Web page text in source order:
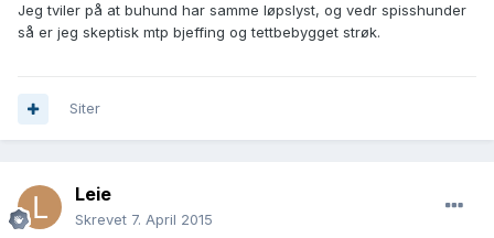
Jeg tviler på at buhund har samme løpslyst, og vedr spisshunder
så er jeg skeptisk mtp bjeffing og tettbebygget strøk.
Siter
Leie
Skrevet 7. April 2015